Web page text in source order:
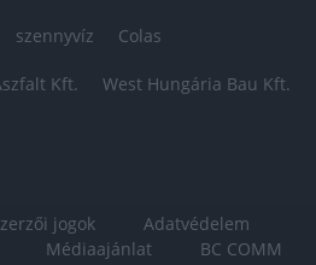
szennyvíz Colas
Kft. West Hungária Bau Kft.
jogok
Adatvédelem
Médiaajánlat
BC COMM